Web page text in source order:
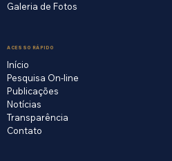
Galeria de Fotos
ACESSO RÁPIDO
Início
Pesquisa On-line
Publicações
Notícias
Transparência
Contato